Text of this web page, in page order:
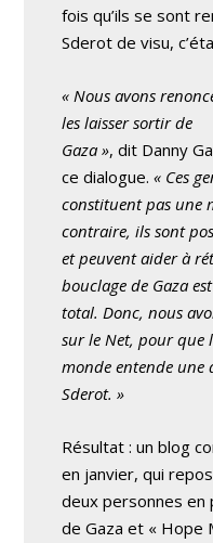
fois qu’ils se sont
Sderot de visu,
« Nous avons
les laisser sortir de
Gaza », dit Danny
ce dialogue.« Ces
constituent pas une
contraire, ils sont
et peuvent aider à
bouclage de Gaza est
total. Donc, nous
sur le Net, pour que
monde entende une
Sderot. »
Résultat : un blog
en janvier, qui
deux personnes en
de Gaza et « Hope